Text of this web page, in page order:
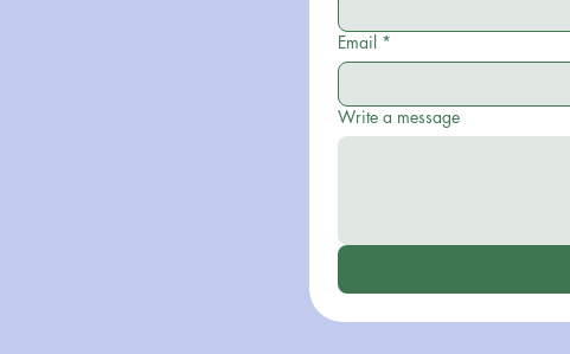
Email *
Write a message